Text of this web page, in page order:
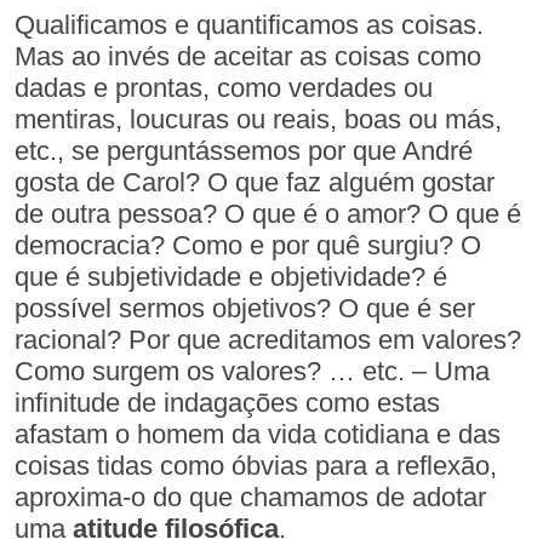
Qualificamos e quantificamos as coisas.
Mas ao invés de aceitar as coisas como
dadas e prontas, como verdades ou
mentiras, loucuras ou reais, boas ou más,
etc., se perguntássemos por que André
gosta de Carol? O que faz alguém gostar
de outra pessoa? O que é o amor? O que é
democracia? Como e por quê surgiu? O
que é subjetividade e objetividade? é
possível sermos objetivos? O que é ser
racional? Por que acreditamos em valores?
Como surgem os valores? … etc. – Uma
infinitude de indagações como estas
afastam o homem da vida cotidiana e das
coisas tidas como óbvias para a reflexão,
aproxima-o do que chamamos de adotar
uma atitude filosófica.